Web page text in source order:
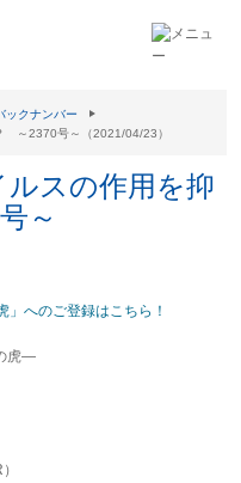
ックナンバー
～2370号～（2021/04/23）
ルスの作用を抑
～
へのご登録はこちら！
虎―